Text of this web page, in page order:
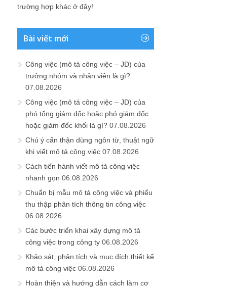
trường hợp khác ở đây!
Bài viết mới
Công việc (mô tả công việc – JD) của
trưởng nhóm và nhân viên là gì?
07.08.2026
Công việc (mô tả công việc – JD) của
phó tổng giám đốc hoặc phó giám đốc
hoặc giám đốc khối là gì? 07.08.2026
Chú ý cẩn thận dùng ngôn từ, thuật ngữ
khi viết mô tả công việc 07.08.2026
Cách tiến hành viết mô tả công việc
nhanh gọn 06.08.2026
Chuẩn bị mẫu mô tả công việc và phiếu
thu thập phân tích thông tin công việc
06.08.2026
Các bước triển khai xây dựng mô tả
công việc trong công ty 06.08.2026
Khảo sát, phân tích và mục đích thiết kế
mô tả công việc 06.08.2026
Hoàn thiện và hướng dẫn cách làm cơ